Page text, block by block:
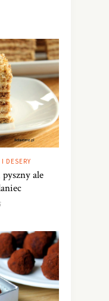
DESERY
ale